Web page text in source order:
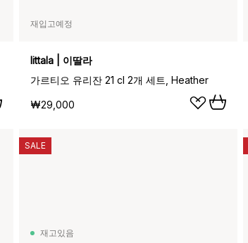
재입고예정
Iittala | 이딸라
가르티오 유리잔 21 cl 2개 세트, Heather
₩29,000
재고있음
SALE